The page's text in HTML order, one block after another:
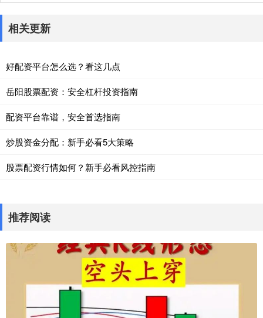
相关更新
好配资平台怎么选？看这几点
岳阳股票配资：安全杠杆投资指南
配资平台靠谱，安全首选指南
炒股资金分配：新手必看5大策略
股票配资行情如何？新手必看风控指南
推荐阅读